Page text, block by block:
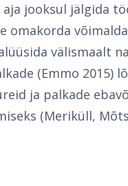
jooksul jälgida
omakorda
välismaalt
(Emmo 2015)
ja palkade
(Meriküll,